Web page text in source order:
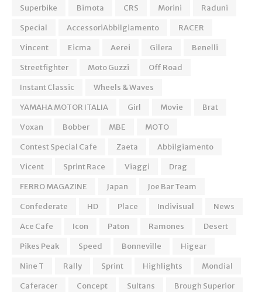
Superbike Bimota CRS Morini
Raduni
Special
AccessoriAbbilgiamento
RACER
Vincent
Eicma Aerei Gilera
Benelli
Streetfighter
Moto Guzzi
Off Road
Instant Classic
Wheels & Waves
YAMAHA MOTOR ITALIA
Girl Movie
Brat
Voxan
Bobber MBE
MOTO
Contest Special Cafe
Zaeta
Abbilgiamento
Vicent
Sprint Race Viaggi
Drag
FERRO MAGAZINE
Japan
Joe Bar Team
Confederate
HD Place Indivisual
News
Ace Cafe
Icon Paton Ramones
Desert
Pikes Peak
Speed Bonneville
Higear
Nine T
Rally Sprint Highlights
Mondial
Caferacer
Concept Sultans
Brough Superior